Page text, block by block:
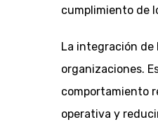
cumplimiento de
La integración
organizaciones.
comportamiento
operativa y